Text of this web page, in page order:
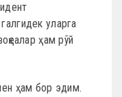
уларга
ҳам рўй
ҳам бор эдим.